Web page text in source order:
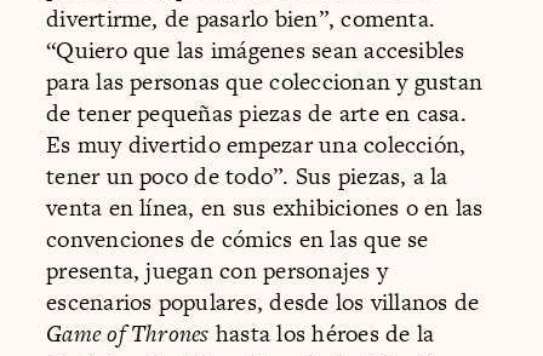
divertirme, de pasarlo bien”, comenta.
“Quiero que las imágenes sean accesibles
para las personas que coleccionan y gustan
de tener pequeñas piezas de arte en casa.
Es muy divertido empezar una colección,
tener un poco de todo”. Sus piezas, a la
venta en línea, en sus exhibiciones o en las
convenciones de cómics en las que se
presenta, juegan con personajes y
escenarios populares, desde los villanos de
Game of Thrones hasta los héroes de la